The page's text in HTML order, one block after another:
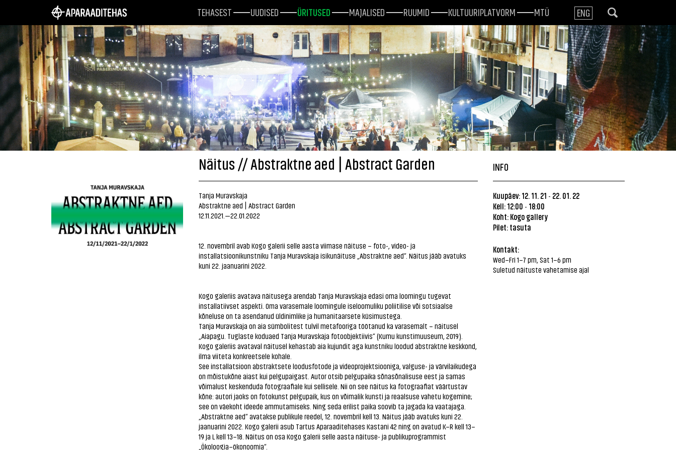
TEHASEST UUDISED ÜRITUSED MAJALISED RUUMID KULTUURIPLATVORM MTÜ ENG
Näitus // Abstraktne aed | Abstract Garden
Tanja Muravskaja
Abstraktne aed | Abstract Garden
12.11.2021.—22.01.2022
12. novembril avab Kogo galerii selle aasta viimase näituse – foto-, video- ja
installatsioonikunstniku Tanja Muravskaja isikunäituse „Abstraktne aed“. Näitus jääb avatuks
kuni 22. jaanuarini 2022.
Kogo galeriis avatava näitusega arendab Tanja Muravskaja edasi oma loomingu tugevat
installatiivset aspekti. Oma varasemale loomingule iseloomuliku poliitilise või sotsiaalse
kõneluse on ta asendanud üldinimlike ja humanitaarsete küsimustega.
Tanja Muravskaja on aia sümbolitest tulvil metafooriga töötanud ka varasemalt – näitusel
„Aiapagu. Tuglaste koduaed Tanja Muravskaja fotoobjektiivis“ (Kumu kunstimuuseum, 2019).
Kogo galeriis avataval näitusel kehastab aia kujundit aga kunstniku loodud abstraktne keskkond,
ilma viiteta konkreetsele kohale.
See installatsioon abstraktsete loodusfotode ja videoprojektsiooniga, valguse- ja värvilaikudega
on mõistukõne aiast kui pelgupaigast. Autor otsib pelgupaika sõnasõnalisuse eest ja samas
võimalust keskenduda fotograafiale kui sellisele. Nii on see näitus ka fotograafiat väärtustav
kõne: autori jaoks on fotokunst pelgupaik, kus on võimalik kunsti ja reaalsuse vahetu kogemine;
see on väekoht ideede ammutamiseks. Ning seda erilist paika soovib ta jagada ka vaatajaga.
„Abstraktne aed“ avatakse publikule reedel, 12. novembril kell 13. Näitus jääb avatuks kuni 22.
jaanuarini 2022. Kogo galerii asub Tartus Aparaaditehases Kastani 42 ning on avatud K–R kell 13–
19 ja L kell 13–18. Näitus on osa Kogo galerii selle aasta näituse- ja publikuprogrammist
„Ökoloogia–ökonoomia“.
INFO
Kuupäev: 12. 11. 21 - 22. 01. 22
Kell: 12:00 - 18:00
Koht: Kogo gallery
Pilet: tasuta
Kontakt:
Wed–Fri 1–7 pm, Sat 1–6 pm
Suletud näituste vahetamise ajal